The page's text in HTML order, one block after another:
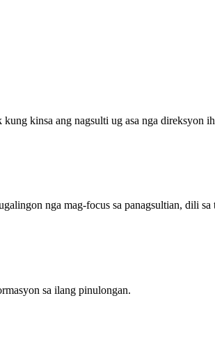
kinsa ang nagsulti ug asa nga direksyon
nga mag-focus sa panagsultian, dili sa
sa ilang pinulongan.